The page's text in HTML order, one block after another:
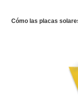
Cómo las placas